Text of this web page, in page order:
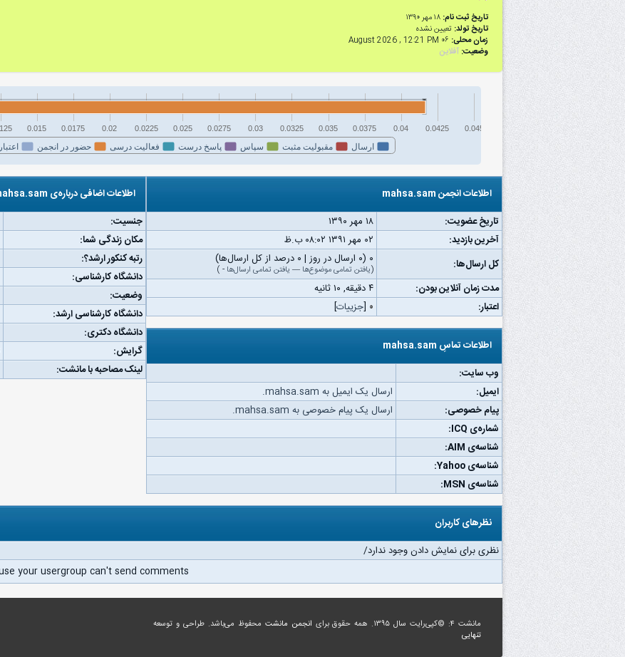
تاریخ ثبت نام: ۱۸ مهر ۱۳۹۰
تاریخ تولد: تعیین نشده
زمان محلی: ۰۶ August 2026 , 12:21 PM
وضعیت: آفلاین
ارسال مقبولیت مثبت سپاس پاسخ درست فعالیت درسی حضور در انجمن اعتبار
0.015 0.0175 0.02 0.0225 0.025 0.0275 0.03 0.0325 0.035 0.0375 0.04 0.0425 0.045
اطلاعات انجمن mahsa.sam
تاریخ عضویت:
۱۸ مهر ۱۳۹۰
آخرین بازدید:
۰۲ مهر ۱۳۹۱ ۰۸:۰۲ ب.ظ
کل ارسال‌ها:
۰ (۰ ارسال در روز | ۰ درصد از کل ارسال‌ها)
(یافتن تمامی موضوع‌ها — یافتن تمامی ارسال‌ها -
)
مدت زمان آنلاین بودن:
۴ دقیقه, ۱۰ ثانیه
اعتبار:
۰ [جزییات]
اطلاعات تماسِ mahsa.sam
وب‌ سایت:
ایمیل:
ارسال یک ایمیل به mahsa.sam.
پیام خصوصی:
ارسال یک پیام خصوصی به mahsa.sam.
شماره‌ی ICQ:
شناسه‌ی AIM:
شناسه‌ی Yahoo:
شناسه‌ی MSN:
اطلاعات اضافی درباره‌ی mahsa.sam
جنسیت:
مکان زندگی شما:
رتبه کنکور ارشد؟:
دانشگاه کارشناسی:
وضعیت:
دانشگاه کارشناسی ارشد:
دانشگاه دکتری:
گرایش:
لینک مصاحبه با مانشت:
نظرهای کاربران
نظری برای نمایش دادن وجود ندارد/
your usergroup can't send comments.
مانشت ۴: ©کپی‌رایت سال ۱۳۹۵. همه حقوق برای انجمن مانشت محفوظ می‌باشد. طراحی و توسعه
تنهایی